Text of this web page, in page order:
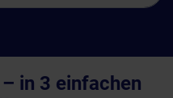
in 3 einfachen